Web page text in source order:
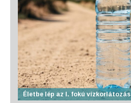
Életbe lép az I. fokú vízkorlátozás